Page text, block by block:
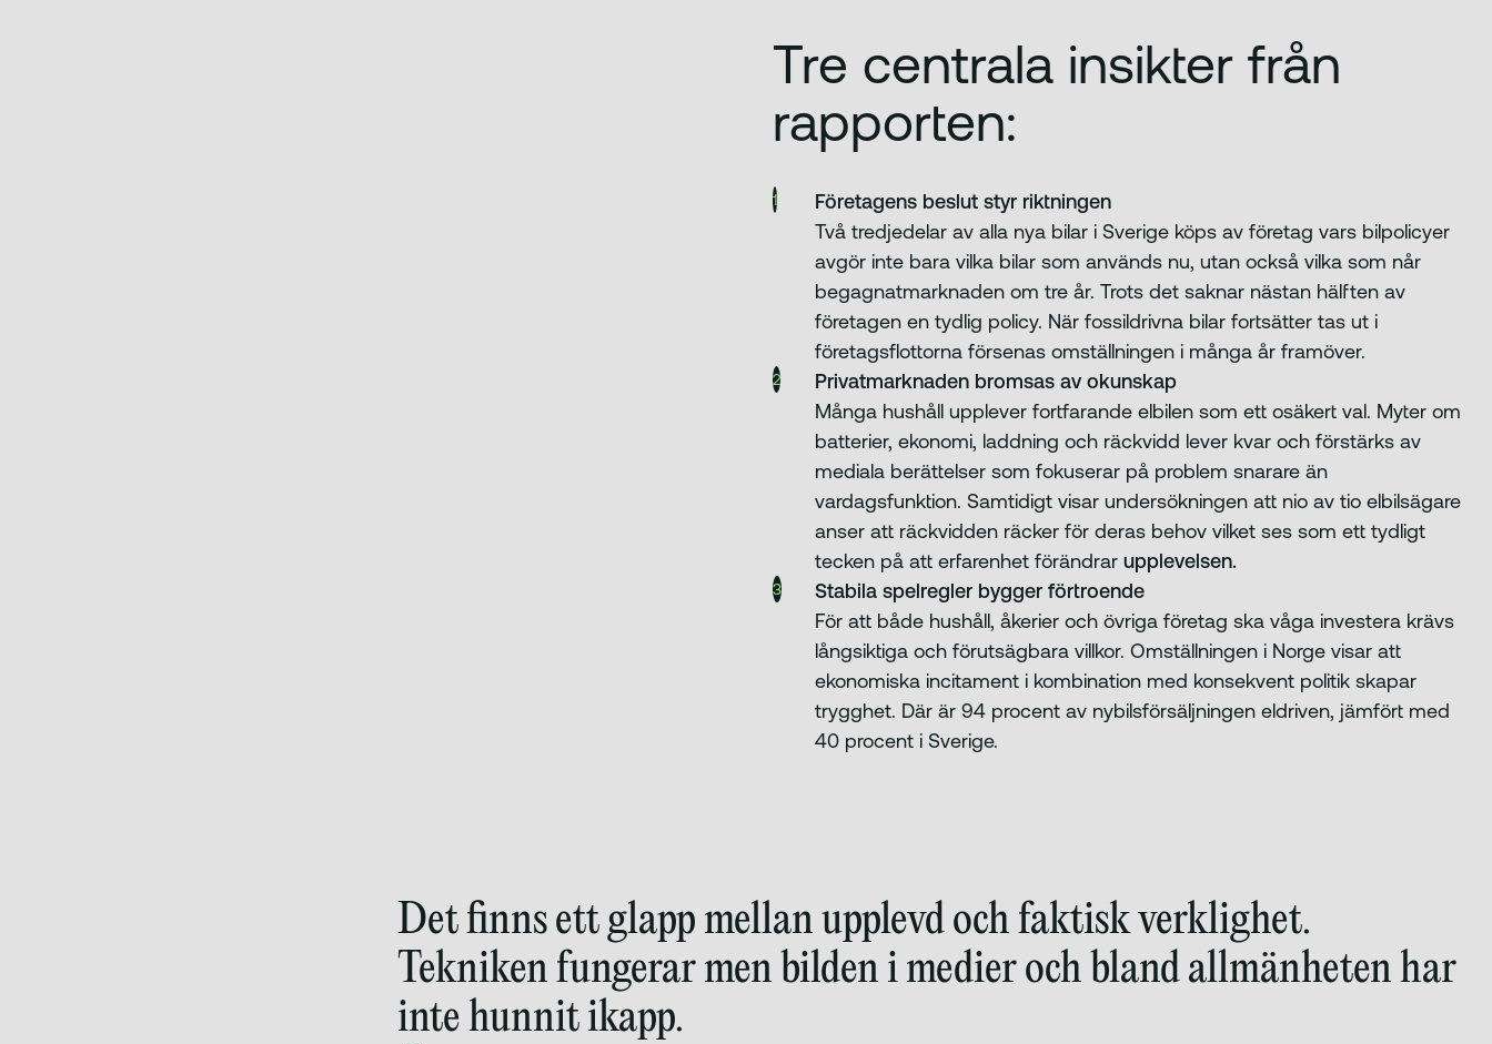
Tre centrala insikter från
rapporten:
Företagens beslut styr riktningen
Två tredjedelar av alla nya bilar i Sverige köps av företag vars bilpolicyer
avgör inte bara vilka bilar som används nu, utan också vilka som når
begagnatmarknaden om tre år. Trots det saknar nästan hälften av
företagen en tydlig policy. När fossildrivna bilar fortsätter tas ut i
företagsflottorna försenas omställningen i många år framöver.
Privatmarknaden bromsas av okunskap
Många hushåll upplever fortfarande elbilen som ett osäkert val. Myter om
batterier, ekonomi, laddning och räckvidd lever kvar och förstärks av
mediala berättelser som fokuserar på problem snarare än
vardagsfunktion. Samtidigt visar undersökningen att nio av tio elbilsägare
anser att räckvidden räcker för deras behov vilket ses som ett tydligt
tecken på att erfarenhet förändrar upplevelsen.
Stabila spelregler bygger förtroende
För att både hushåll, åkerier och övriga företag ska våga investera krävs
långsiktiga och förutsägbara villkor. Omställningen i Norge visar att
ekonomiska incitament i kombination med konsekvent politik skapar
trygghet. Där är 94 procent av nybilsförsäljningen eldriven, jämfört med
40 procent i Sverige.
Det finns ett glapp mellan upplevd och faktisk verklighet.
Tekniken fungerar men bilden i medier och bland allmänheten har
inte hunnit ikapp.